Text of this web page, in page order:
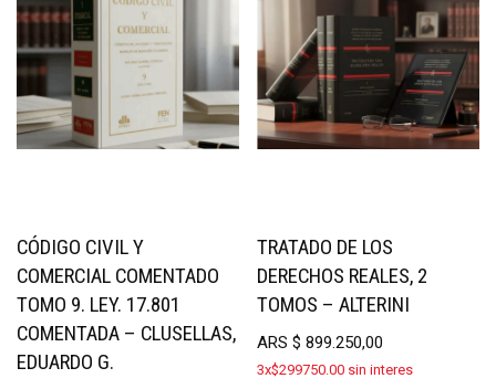
CÓDIGO CIVIL Y
COMERCIAL COMENTADO
TOMO 9. LEY. 17.801
COMENTADA – CLUSELLAS,
EDUARDO G.
TRATADO DE LOS
DERECHOS REALES, 2
TOMOS – ALTERINI
ARS$ 899.250,00
3x$299750.00 sin interes